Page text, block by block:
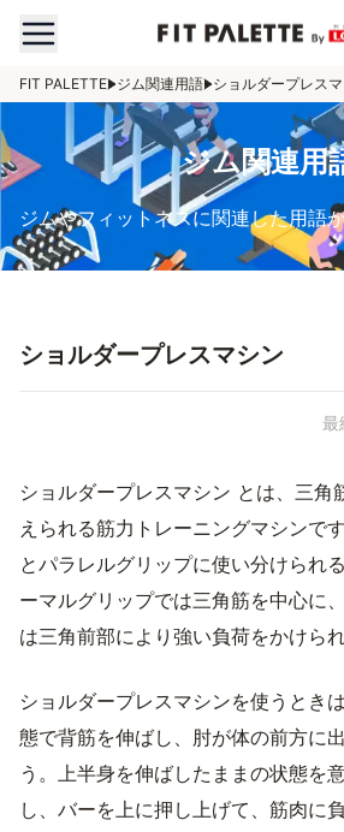
FIT PALETTE ジム関連用語 ショルダープレス
ジム関連用
ジムやフィットネスに関連した用語
ショルダープレスマシン
最
ショルダープレスマシン とは、三角
えられる筋力トレーニングマシンで
とパラレルグリップに使い分けられ
ーマルグリップでは三角筋を中心に
は三角前部により強い負荷をかけられ
ショルダープレスマシンを使うとき
態で背筋を伸ばし、肘が体の前方に
う。上半身を伸ばしたままの状態を
し、バーを上に押し上げて、筋肉に